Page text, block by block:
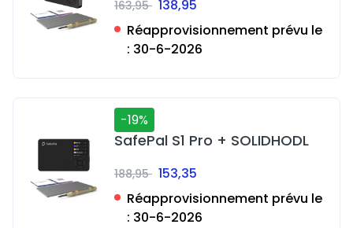
163,95 138,95
Réapprovisionnement prévu le
: 30-6-2026
-19%
SafePal S1 Pro + SOLIDHODL
188,95 153,35
Réapprovisionnement prévu le
: 30-6-2026